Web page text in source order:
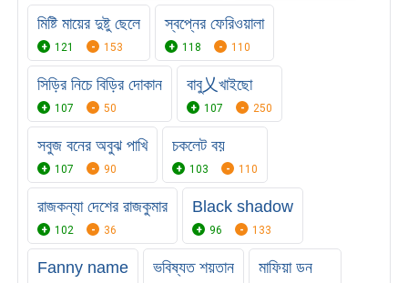
মিষ্টি মায়ের দুষ্টু ছেলে
121 153
স্বপ্নের ফেরিওয়ালা
118 110
সিড়ির নিচে বিড়ির দোকান
107 50
বাবু乂খাইছো
107 250
সবুজ বনের অবুঝ পাখি
107 90
চকলেট বয়
103 110
রাজকন্যা দেশের রাজকুমার
102 36
Black shadow
96 133
Fanny name ভবিষ্যত শয়তান মাফিয়া ডন